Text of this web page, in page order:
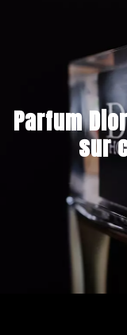
Parfum
sur